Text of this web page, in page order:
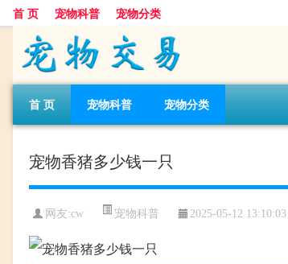
首 页 宠物科普 宠物分类
首 页 宠物科普 宠物分类
宠物香猪多少钱一只
网友:cw 宠物科普 2025-05-12 13:10:03